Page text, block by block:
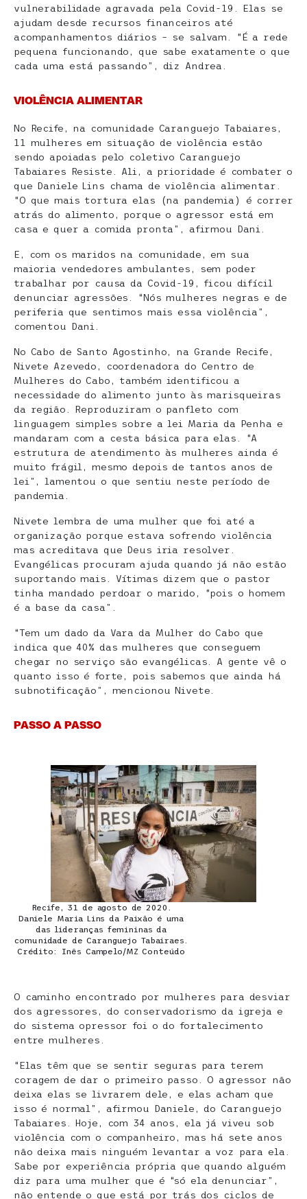
vulnerabilidade agravada pela Covid-19. Elas se
ajudam desde recursos financeiros até
acompanhamentos diários – se salvam. “É a rede
pequena funcionando, que sabe exatamente o que
cada uma está passando”, diz Andrea.
VIOLÊNCIA ALIMENTAR
No Recife, na comunidade Caranguejo Tabaiares,
11 mulheres em situação de violência estão
sendo apoiadas pelo coletivo Caranguejo
Tabaiares Resiste. Ali, a prioridade é combater o
que Daniele Lins chama de violência alimentar.
“O que mais tortura elas (na pandemia) é correr
atrás do alimento, porque o agressor está em
casa e quer a comida pronta”, afirmou Dani.
E, com os maridos na comunidade, em sua
maioria vendedores ambulantes, sem poder
trabalhar por causa da Covid-19, ficou difícil
denunciar agressões. “Nós mulheres negras e de
periferia que sentimos mais essa violência”,
comentou Dani.
No Cabo de Santo Agostinho, na Grande Recife,
Nivete Azevedo, coordenadora do Centro de
Mulheres do Cabo, também identificou a
necessidade do alimento junto às marisqueiras
da região. Reproduziram o panfleto com
linguagem simples sobre a lei Maria da Penha e
mandaram com a cesta básica para elas. “A
estrutura de atendimento às mulheres ainda é
muito frágil, mesmo depois de tantos anos de
lei”, lamentou o que sentiu neste período de
pandemia.
Nivete lembra de uma mulher que foi até a
organização porque estava sofrendo violência
mas acreditava que Deus iria resolver.
Evangélicas procuram ajuda quando já não estão
suportando mais. Vítimas dizem que o pastor
tinha mandado perdoar o marido, “pois o homem
é a base da casa”.
“Tem um dado da Vara da Mulher do Cabo que
indica que 40% das mulheres que conseguem
chegar no serviço são evangélicas. A gente vê o
quanto isso é forte, pois sabemos que ainda há
subnotificação”, mencionou Nivete.
PASSO A PASSO
Recife, 31 de agosto de 2020.
Daniele Maria Lins da Paixão é uma
das lideranças femininas da
comunidade de Caranguejo Tabairaes.
Crédito: Inês Campelo/MZ Conteúdo
O caminho encontrado por mulheres para desviar
dos agressores, do conservadorismo da igreja e
do sistema opressor foi o do fortalecimento
entre mulheres.
“Elas têm que se sentir seguras para terem
coragem de dar o primeiro passo. O agressor não
deixa elas se livrarem dele, e elas acham que
isso é normal”, afirmou Daniele, do Caranguejo
Tabaiares. Hoje, com 34 anos, ela já viveu sob
violência com o companheiro, mas há sete anos
não deixa mais ninguém levantar a voz para ela.
Sabe por experiência própria que quando alguém
diz para uma mulher que é “só ela denunciar”,
não entende o que está por trás dos ciclos de